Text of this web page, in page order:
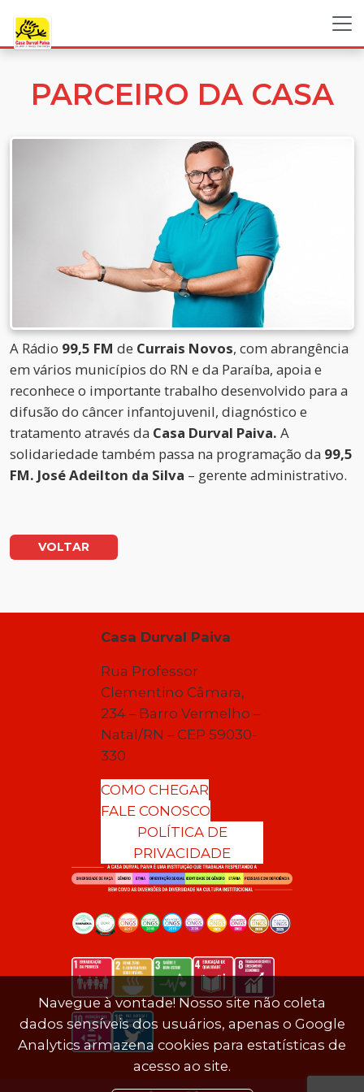
PARCEIRO DA CASA
A Rádio 99,5 FM de Currais Novos, com abrangência
em vários municípios do RN e da Paraíba, apoia e
reconhece o importante trabalho desenvolvido para a
difusão do câncer infantojuvenil, diagnóstico e
tratamento através da Casa Durval Paiva. A
solidariedade também passa na programação da 99,5
FM. José Adeilton da Silva – gerente administrativo.
VOLTAR
Casa Durval Paiva
Rua Professor
Clementino Câmara,
234 – Barro Vermelho –
Natal/RN – CEP 59030-
330
COMO CHEGAR
FALE CONOSCO
POLÍTICA DE
PRIVACIDADE
Navegue à vontade! Nosso site não coleta
dados sensíveis dos usuários, apenas o Google
Analytics armazena cookies para estatísticas de
acesso ao site.